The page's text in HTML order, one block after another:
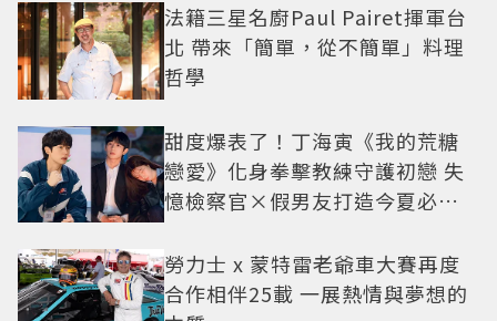
法籍三星名廚Paul Pairet揮軍台
北 帶來「簡單，從不簡單」料理
哲學
甜度爆表了！丁海寅《我的荒糖
戀愛》化身拳擊教練守護初戀 失
憶檢察官×假男友打造今夏必看
勞力士 x 蒙特雷老爺車大賽再度
合作相伴25載 一展熱情與夢想的